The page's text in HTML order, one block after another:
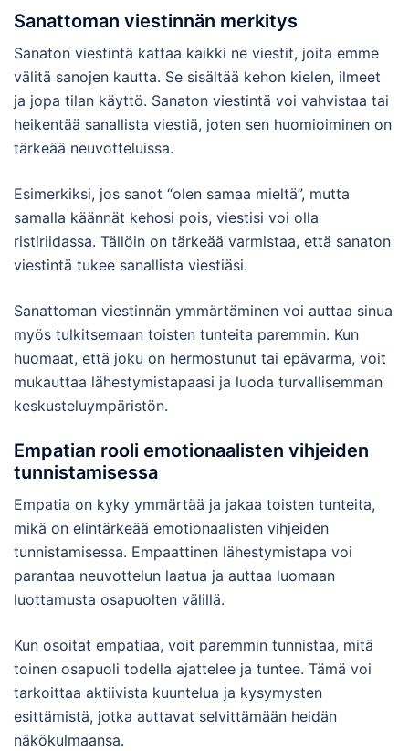
Sanattoman viestinnän merkitys
Sanaton viestintä kattaa kaikki ne viestit, joita emme
välitä sanojen kautta. Se sisältää kehon kielen, ilmeet
ja jopa tilan käyttö. Sanaton viestintä voi vahvistaa tai
heikentää sanallista viestiä, joten sen huomioiminen on
tärkeää neuvotteluissa.
Esimerkiksi, jos sanot “olen samaa mieltä”, mutta
samalla käännät kehosi pois, viestisi voi olla
ristiriidassa. Tällöin on tärkeää varmistaa, että sanaton
viestintä tukee sanallista viestiäsi.
Sanattoman viestinnän ymmärtäminen voi auttaa sinua
myös tulkitsemaan toisten tunteita paremmin. Kun
huomaat, että joku on hermostunut tai epävarma, voit
mukauttaa lähestymistapaasi ja luoda turvallisemman
keskusteluympäristön.
Empatian rooli emotionaalisten vihjeiden
tunnistamisessa
Empatia on kyky ymmärtää ja jakaa toisten tunteita,
mikä on elintärkeää emotionaalisten vihjeiden
tunnistamisessa. Empaattinen lähestymistapa voi
parantaa neuvottelun laatua ja auttaa luomaan
luottamusta osapuolten välillä.
Kun osoitat empatiaa, voit paremmin tunnistaa, mitä
toinen osapuoli todella ajattelee ja tuntee. Tämä voi
tarkoittaa aktiivista kuuntelua ja kysymysten
esittämistä, jotka auttavat selvittämään heidän
näkökulmaansa.